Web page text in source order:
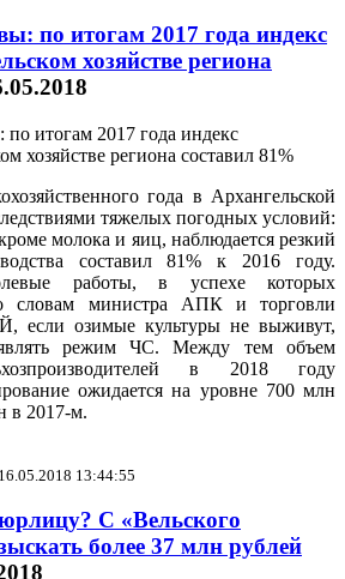
по итогам 2017 года индекс
хозяйстве региона
года в Архангельской
тяжелых погодных условий:
молока и яиц, наблюдается резкий
составил 81% к 2016 году.
работы, в успехе которых
словам министра АПК и торговли
озимые культуры не выживут,
режим ЧС. Между тем объем
в 2018 году
ожидается на уровне 700 млн
в 2017-м.
13:44:55
С «Вельского
более 37 млн рублей